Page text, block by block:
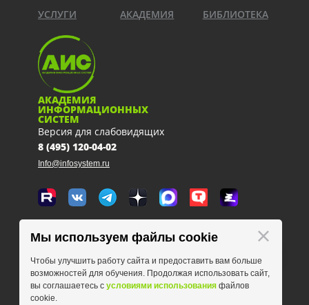
УСЛУГИ АКАДЕМИЯ БИБЛИОТЕКА
АКАДЕМИЯ
ИНФОРМАЦИОННЫХ
СИСТЕМ
Версия для слабовидящих
8 (495) 120-04-02
Info@infosystem.ru
Москва, 111123, ул. Плеханова, 4а
схема проезда
Мы используем файлы cookie
Чтобы улучшить работу сайта и предоставить вам больше
возможностей для обучения. Продолжая использовать сайт,
вы соглашаетесь с условиями использования файлов
cookie.